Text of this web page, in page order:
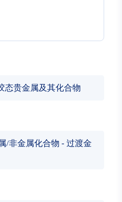
态贵金属及其化合物
/非金属化合物 - 过渡金